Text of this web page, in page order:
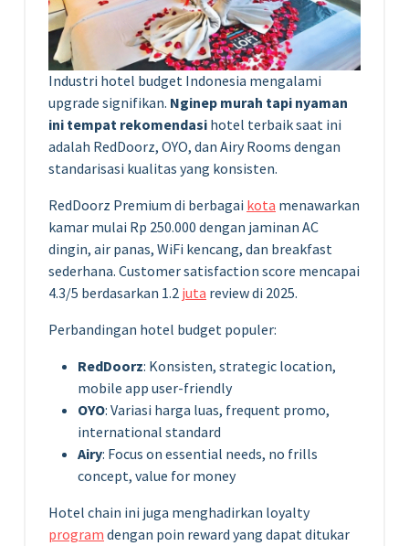
Industri hotel budget Indonesia mengalami
upgrade signifikan. Nginep murah tapi nyaman
ini tempat rekomendasi hotel terbaik saat ini
adalah RedDoorz, OYO, dan Airy Rooms dengan
standarisasi kualitas yang konsisten.
RedDoorz Premium di berbagai kota menawarkan
kamar mulai Rp 250.000 dengan jaminan AC
dingin, air panas, WiFi kencang, dan breakfast
sederhana. Customer satisfaction score mencapai
4.3/5 berdasarkan 1.2 juta review di 2025.
Perbandingan hotel budget populer:
RedDoorz: Konsisten, strategic location,
mobile app user-friendly
OYO: Variasi harga luas, frequent promo,
international standard
Airy: Focus on essential needs, no frills
concept, value for money
Hotel chain ini juga menghadirkan loyalty
program dengan poin reward yang dapat ditukar